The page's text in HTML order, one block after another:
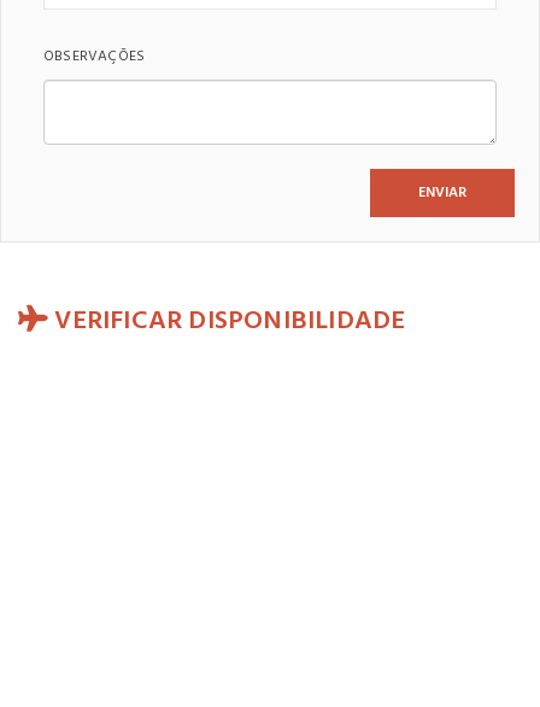
OBSERVAÇÕES
VERIFICAR DISPONIBILIDADE